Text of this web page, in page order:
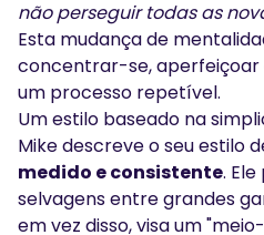
não perseguir todas as
Esta mudança de
concentrar-se, aperfeiçoar
um processo repetível.
Um estilo baseado na
Mike descreve o seu estilo
medido e consistente.
selvagens entre grandes
em vez disso, visa um